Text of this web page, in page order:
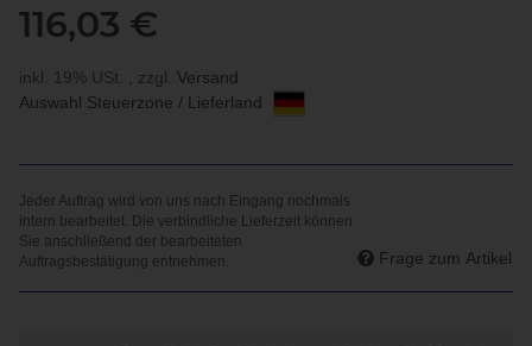
116,03 €
inkl. 19% USt. , zzgl. Versand
Auswahl Steuerzone / Lieferland
Frage zum Artikel